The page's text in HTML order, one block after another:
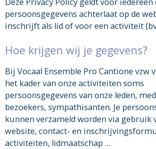
persoonsgegevens achterlaat op de
inschrijft als lid of voor een activiteit
Hoe krijgen wij je gegevens?
Bij Vocaal Ensemble Pro Cantione vzw
het kader van onze activiteiten soms
persoonsgegevens van onze leden,
bezoekers, sympathisanten. Je
kunnen verzameld worden via gebruik
website, contact- en
activiteiten, lidmaatschap …